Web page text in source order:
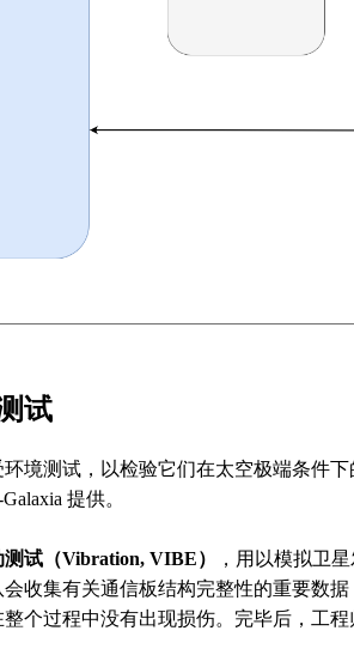
试
境测试，以检验它们在太空极端条件
提供。
测试（Vibration, VIBE）
，用以模拟卫
会收集有关通信板结构完整性的重要数
个过程中没有出现损伤。完毕后，工